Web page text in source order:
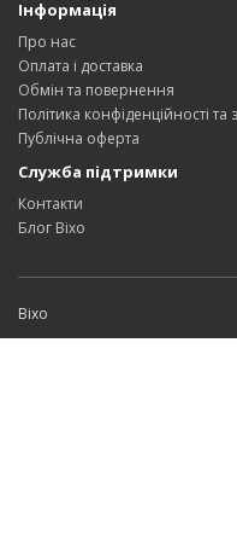
Інформація
Про нас
Оплата і доставка
Обмін та повернення
Політика конфіденційності
Публічна оферта
Служба підтримки
Контакти
Блог Bixo
Bixo